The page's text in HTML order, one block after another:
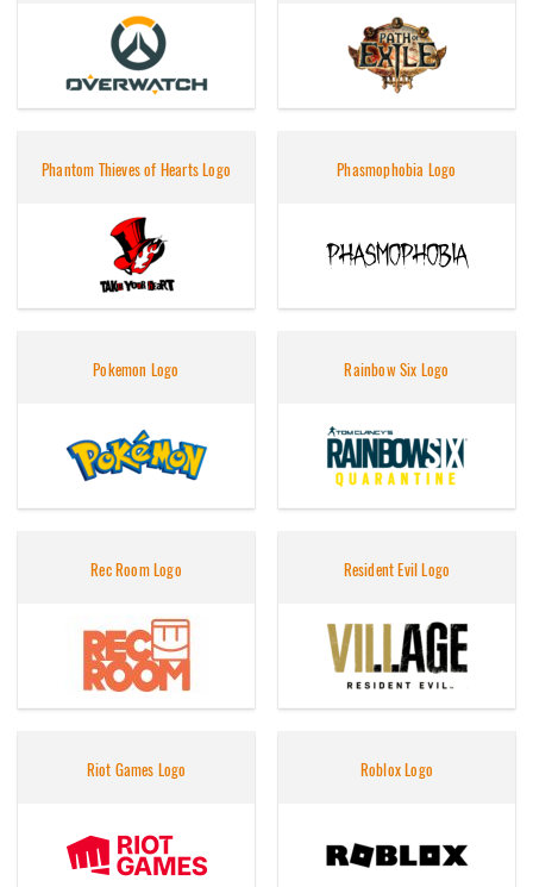
Phantom Thieves of Hearts Logo Phasmophobia Logo
Pokemon Logo Rainbow Six Logo
Rec Room Logo Resident Evil Logo
Riot Games Logo Roblox Logo